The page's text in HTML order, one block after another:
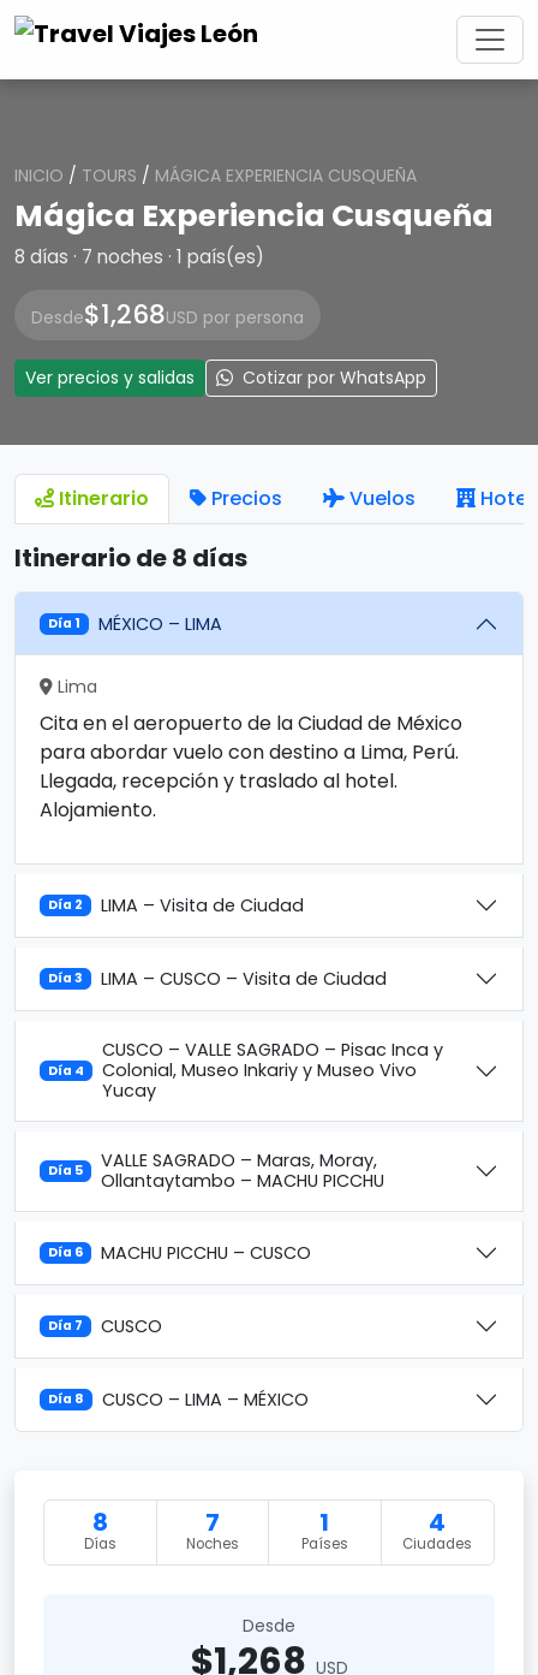
INICIO / TOURS / MÁGICA EXPERIENCIA CUSQUEÑA
Mágica Experiencia Cusqueña
8 días · 7 noches · 1 país(es)
Desde$1,268USD por persona
Ver precios y salidas Cotizar por WhatsApp
Itinerario Precios Vuelos
Itinerario de 8 días
Día 1 MÉXICO – LIMA
Lima
Cita en el aeropuerto de la Ciudad de México
para abordar vuelo con destino a Lima, Perú.
Llegada, recepción y traslado al hotel.
Alojamiento.
Día 2 LIMA – Visita de Ciudad
Día 3 LIMA – CUSCO – Visita de Ciudad
Día 4
CUSCO – VALLE SAGRADO – Pisac Inca y
Colonial, Museo Inkariy y Museo Vivo
Yucay
Día 5
VALLE SAGRADO – Maras, Moray,
Ollantaytambo – MACHU PICCHU
Día 6 MACHU PICCHU – CUSCO
Día 7 CUSCO
Día 8 CUSCO – LIMA – MÉXICO
8
Días
7
Noches
1
Países
4
Ciudades
Desde
$1,268 USD